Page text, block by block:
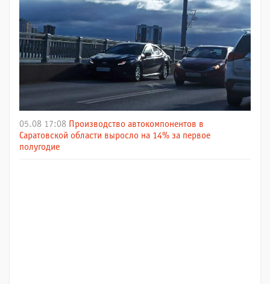
05.08 17:08 Производство автокомпонентов в
Саратовской области выросло на 14% за первое
полугодие